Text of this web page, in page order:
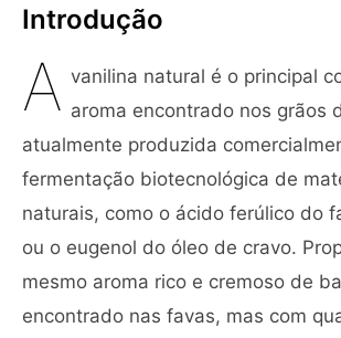
Introdução
A vanilina natural é o principal
aroma encontrado nos grãos
atualmente produzida
fermentação biotecnológica de
naturais, como o ácido ferúlico do
ou o eugenol do óleo de cravo.
mesmo aroma rico e cremoso de
encontrado nas favas, mas com